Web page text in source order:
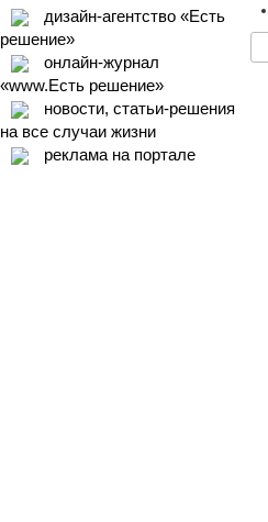
дизайн-агентство «Есть
решение»
онлайн-журнал
«www.Есть решение»
новости, статьи-решения
на все случаи жизни
реклама на портале